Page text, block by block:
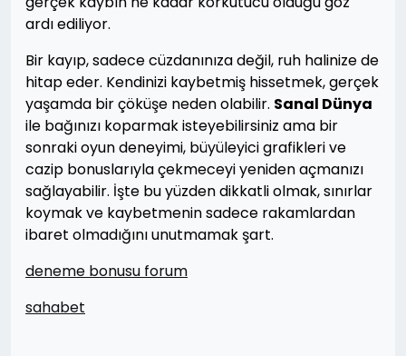
ardı ediliyor.
Bir kayıp, sadece cüzdanınıza değil, ruh halinize de
hitap eder. Kendinizi kaybetmiş hissetmek, gerçek
yaşamda bir çöküşe neden olabilir. Sanal Dünya
ile bağınızı koparmak isteyebilirsiniz ama bir
sonraki oyun deneyimi, büyüleyici grafikleri ve
cazip bonuslarıyla çekmeceyi yeniden açmanızı
sağlayabilir. İşte bu yüzden dikkatli olmak, sınırlar
koymak ve kaybetmenin sadece rakamlardan
ibaret olmadığını unutmamak şart.
deneme bonusu forum
sahabet